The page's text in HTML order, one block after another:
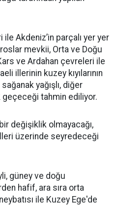
Akdeniz’in parçalı yer yer
mevkii, Orta ve Doğu
ve Ardahan çevreleri ile
illerinin kuzey kıyılarının
yağışlı, diğer
geçeceği tahmin ediliyor.
değişiklik olmayacağı,
üzerinde seyredeceği
güney ve doğu
hafif, ara sıra orta
ile Kuzey Ege'de